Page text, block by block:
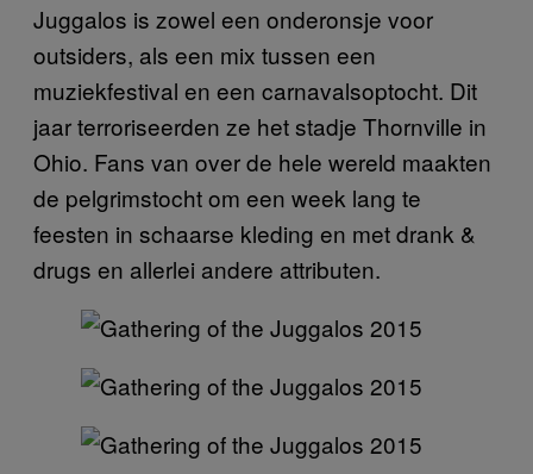
Juggalos is zowel een onderonsje voor
outsiders, als een mix tussen een
muziekfestival en een carnavalsoptocht. Dit
jaar terroriseerden ze het stadje Thornville in
Ohio. Fans van over de hele wereld maakten
de pelgrimstocht om een week lang te
feesten in schaarse kleding en met drank &
drugs en allerlei andere attributen.